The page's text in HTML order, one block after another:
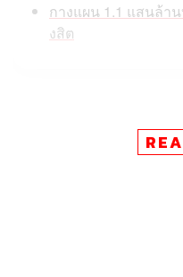
กางแผน 1.1 แสนล้า
งสิต
better futures for all’ พร้